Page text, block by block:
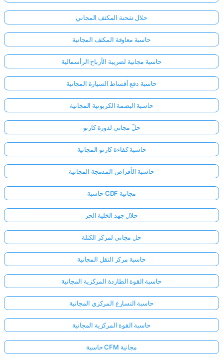
حلال شحنة المكثف المجاني
حاسبة معاوقة المكثف المجانية
حاسبة مجانية لضريبة الأرباح الرأسمالية
حاسبة دفع أقساط السيارة المجانية
حاسبة البصمة الكربونية المجانية
حلّ مجاني لدورة كارنو
حاسبة كفاءة كارنو المجانية
حاسبة الأقراص المدمجة المجانية
حاسبة CDF مجانية
حلال جهد الخلية الحر
حل مجاني لمركز الكتلة
حاسبة مركز الثقل المجانية
حاسبة القوة الطاردة المركزية المجانية
حاسبة التسارع المركزي المجانية
حاسبة القوة المركزية المجانية
حاسبة CFM مجانية